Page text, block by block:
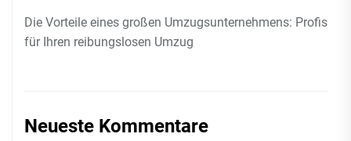
Die Vorteile eines großen Umzugsunternehmens: Profis
für Ihren reibungslosen Umzug
Neueste Kommentare